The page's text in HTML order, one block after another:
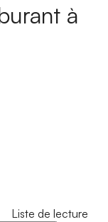
à
Liste de lecture